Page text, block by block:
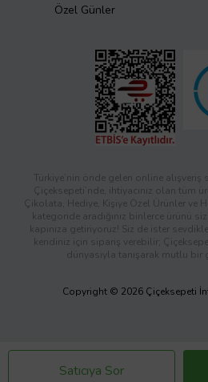
Satıcıya Sor
Özel Günler
Türkiye’nin önde gelen online
Çiçeksepeti’nde, ihtiyacınız olan tüm
Çikolata, Hediye, Kişiye Özel Ürünler ve
kategoride aradığınız binlerce ürünü
kapınıza getiriyoruz! Siz de ister
kendiniz için sipariş verebilir;
dünyasıyla tanışarak mutlu bir
Copyright © 2026 Çiçeksepeti